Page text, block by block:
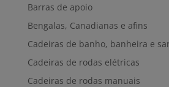
Barras de apoio
Bengalas, Canadianas e afins
Cadeiras de banho, banheira e
Cadeiras de rodas elétricas
Cadeiras de rodas manuais